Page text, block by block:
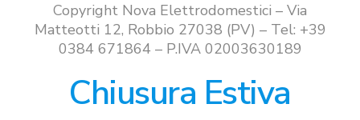
Copyright Nova Elettrodomestici – Via
Matteotti 12, Robbio 27038 (PV) – Tel: +39
0384 671864 – P.IVA 02003630189
Chiusura Estiva